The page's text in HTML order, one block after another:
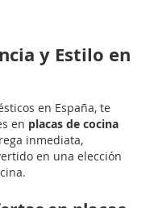
y Estilo en
en España, te
en placas de cocina
inmediata,
en una elección